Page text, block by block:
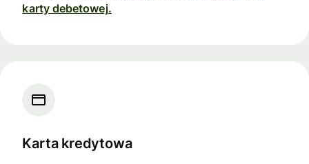
karty debetowej.
Karta kredytowa